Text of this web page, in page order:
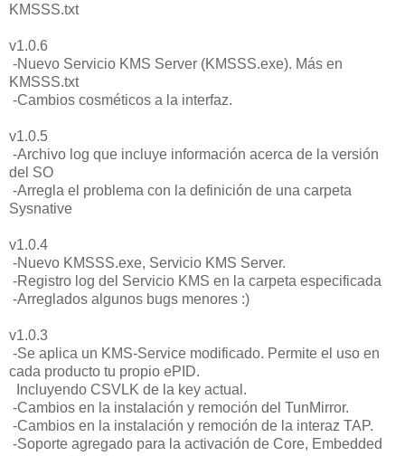
KMSSS.txt
v1.0.6
-Nuevo Servicio KMS Server (KMSSS.exe). Más en
KMSSS.txt
-Cambios cosméticos a la interfaz.
v1.0.5
-Archivo log que incluye información acerca de la versión
del SO
-Arregla el problema con la definición de una carpeta
Sysnative
v1.0.4
-Nuevo KMSSS.exe, Servicio KMS Server.
-Registro log del Servicio KMS en la carpeta especificada
-Arreglados algunos bugs menores :)
v1.0.3
-Se aplica un KMS-Service modificado. Permite el uso en
cada producto tu propio ePID.
Incluyendo CSVLK de la key actual.
-Cambios en la instalación y remoción del TunMirror.
-Cambios en la instalación y remoción de la interaz TAP.
-Soporte agregado para la activación de Core, Embedded